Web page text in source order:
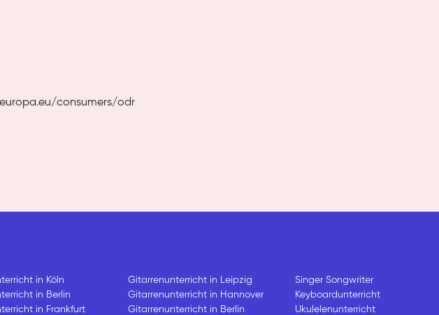
consumers/odr
in Köln
in Berlin
in Frankfurt
Gitarrenunterricht in Leipzig
Gitarrenunterricht in Hannover
Gitarrenunterricht in Berlin
Singer Songwriter
Keyboardunterricht
Ukulelenunterricht